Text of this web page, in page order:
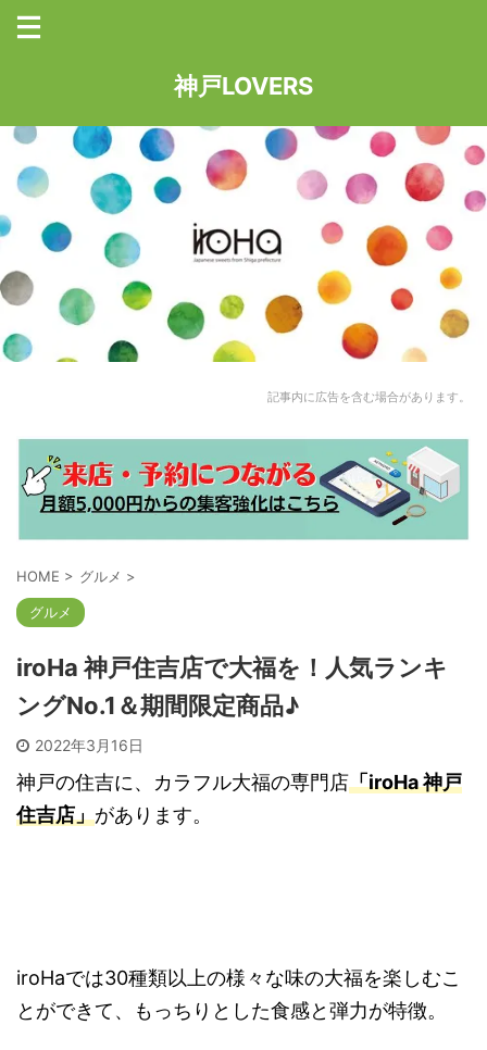
神戸LOVERS
記事内に広告を含む場合があります。
HOME > グルメ >
グルメ
iroHa 神戸住吉店で大福を！人気ランキ
ングNo.1＆期間限定商品♪
2022年3月16日
神戸の住吉に、カラフル大福の専門店「iroHa 神戸
住吉店」があります。
iroHaでは30種類以上の様々な味の大福を楽しむこ
とができて、もっちりとした食感と弾力が特徴。